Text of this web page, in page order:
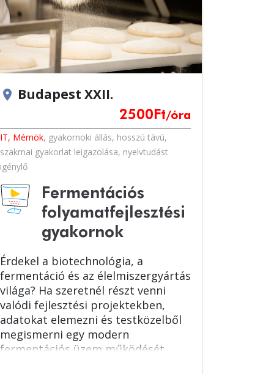
location_on Budapest XXII.
2500 Ft/óra
IT, Mérnök, gyakornoki állás, hosszú távú,
szakmai gyakorlat leigazolása, nyelvtudást
igénylő
Fermentációs
folyamatfejlesztési
gyakornok
Érdekel a biotechnológia, a
fermentáció és az élelmiszergyártás
világa? Ha szeretnél részt venni
valódi fejlesztési projektekben,
adatokat elemezni és testközelből
megismerni egy modern
fermentációs üzem működését,